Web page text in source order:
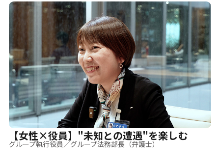
【女性×役員】"未知との遭遇"を楽しむ
グループ執行役員／グループ法務部長（弁護士）